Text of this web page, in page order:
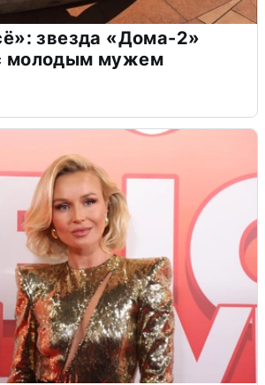
звезда «Дома-2»
молодым мужем